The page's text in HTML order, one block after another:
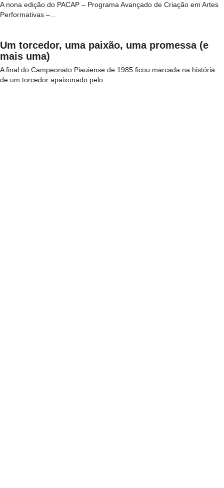
A nona edição do PACAP – Programa Avançado de Criação em Artes
Performativas –...
Um torcedor, uma paixão, uma promessa (e
mais uma)
A final do Campeonato Piauiense de 1985 ficou marcada na história
de um torcedor apaixonado pelo...